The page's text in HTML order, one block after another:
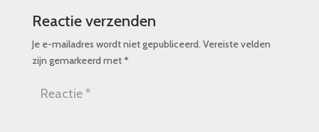
Reactie verzenden
Je e-mailadres wordt niet gepubliceerd. Vereiste velden
zijn gemarkeerd met*